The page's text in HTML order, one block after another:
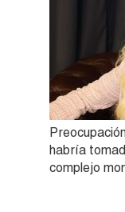
habría
complejo